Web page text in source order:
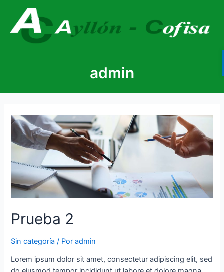
admin
Prueba 2
Sin categoría / Poradmin
Lorem ipsum dolor sit amet, consectetur adipiscing elit, sed